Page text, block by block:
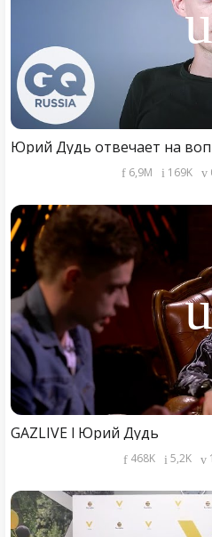
Юрий Дудь отвечает на
6,9M 169K
GAZLIVE l Юрий Дудь
468K 5,2K